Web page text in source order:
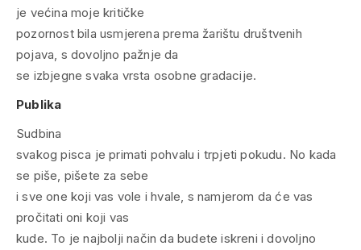
je većina moje kritičke
pozornost bila usmjerena prema žarištu društvenih
pojava, s dovoljno pažnje da
se izbjegne svaka vrsta osobne gradacije.
Publika
Sudbina
svakog pisca je primati pohvalu i trpjeti pokudu. No kada
se piše, pišete za sebe
i sve one koji vas vole i hvale, s namjerom da će vas
pročitati oni koji vas
kude. To je najbolji način da budete iskreni i dovoljno